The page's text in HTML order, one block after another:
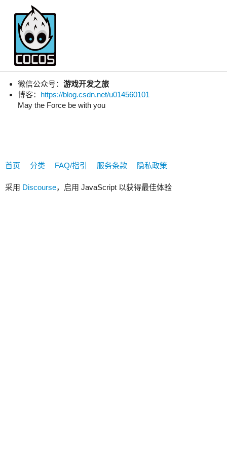
1111926
微信公众号： 游戏开发之旅
博客： https://blog.csdn.net/u014560101
May the Force be with you
首页 分类 FAQ/指引 服务条款 隐私政策
采用 Discourse，启用 JavaScript 以获得最佳体验